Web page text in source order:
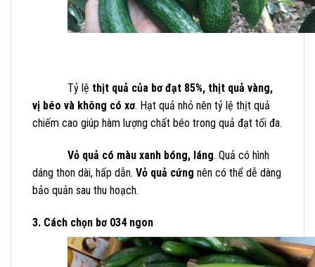
Tỷ lệ thịt quả của bơ đạt 85%, thịt quả vàng,
vị béo và không có xơ. Hạt quả nhỏ nên tỷ lệ thịt quả
chiếm cao giúp hàm lượng chất béo trong quả đạt tối đa.
Vỏ quả có màu xanh bóng, láng. Quả có hình
dáng thon dài, hấp dẫn. Vỏ quả cứng nên có thể dễ dàng
bảo quản sau thu hoạch.
3. Cách chọn bơ 034 ngon